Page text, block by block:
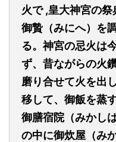
火で ,皇大神宮の祭
御贄（みにへ）を
る。神宮の忌火は
ず、昔ながらの火
磨り合せて火を出
移して、御飯を蒸
御膳宿院（みかし
の中に御炊屋（み